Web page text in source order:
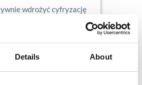
Details About
wdrożyć cyfryzację